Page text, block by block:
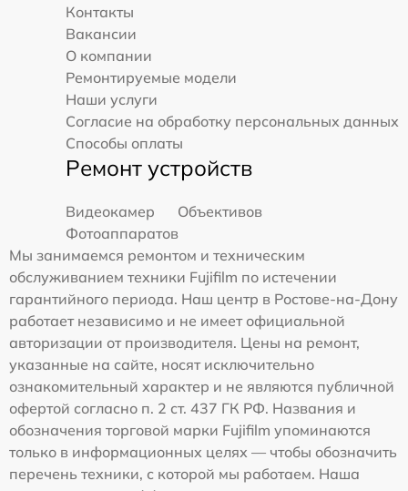
Контакты
Вакансии
О компании
Ремонтируемые модели
Наши услуги
Согласие на обработку персональных данных
Способы оплаты
Ремонт устройств
Видеокамер
Объективов
Фотоаппаратов
Мы занимаемся ремонтом и техническим
обслуживанием техники Fujifilm по истечении
гарантийного периода. Наш центр в Ростове-на-Дону
работает независимо и не имеет официальной
авторизации от производителя. Цены на ремонт,
указанные на сайте, носят исключительно
ознакомительный характер и не являются публичной
офертой согласно п. 2 ст. 437 ГК РФ. Названия и
обозначения торговой марки Fujifilm упоминаются
только в информационных целях — чтобы обозначить
перечень техники, с которой мы работаем. Наша